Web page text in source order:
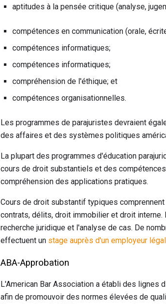
aptitudes à la pensée critique (analyse,
compétences en communication (orale,
compétences informatiques;
compétences informatiques;
compréhension de l'éthique; et
compétences organisationnelles.
Les programmes de parajuristes devraient
des affaires et des systèmes politiques
La plupart des programmes d'éducation
cours de droit substantiels et des
compréhension des applications pratiques.
Cours de droit substantif typiques
contrats, délits, droit immobilier et droit
recherche juridique et l'analyse de cas. De
effectuent un stage auprès d'un employeur légal
ABA-Approbation
L'American Bar Association a établi des lignes
afin de promouvoir des normes élevées de